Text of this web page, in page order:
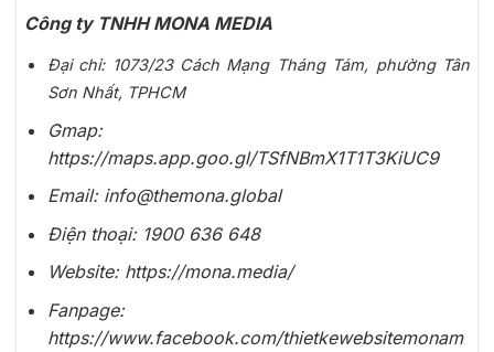
Công ty TNHH MONA MEDIA
Đại chỉ: 1073/23 Cách Mạng Tháng Tám, phường Tân
Sơn Nhất, TPHCM
Gmap:
https://maps.app.goo.gl/TSfNBmX1T1T3KiUC9
Email: info@themona.global
Điện thoại: 1900 636 648
Website: https://mona.media/
Fanpage:
https://www.facebook.com/thietkewebsitemonam